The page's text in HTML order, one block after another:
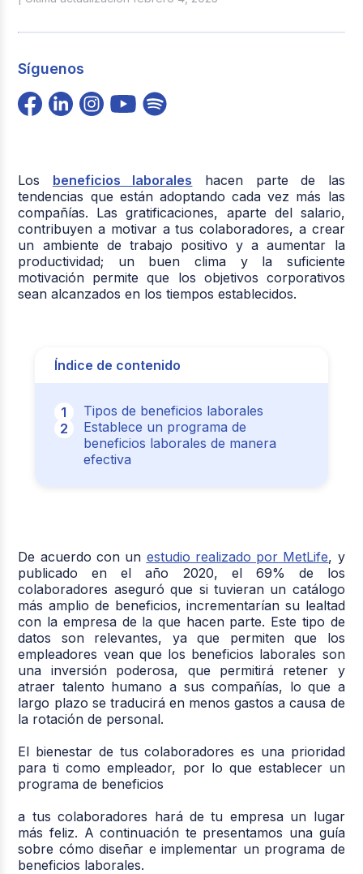
Síguenos
Los beneficios laborales hacen parte de las
tendencias que están adoptando cada vez más las
compañías. Las gratificaciones, aparte del salario,
contribuyen a motivar a tus colaboradores, a crear
un ambiente de trabajo positivo y a aumentar la
productividad; un buen clima y la suficiente
motivación permite que los objetivos corporativos
sean alcanzados en los tiempos establecidos.
Índice de contenido
Tipos de beneficios laborales
Establece un programa de
beneficios laborales de manera
efectiva
De acuerdo con un estudio realizado por MetLife, y
publicado en el año 2020, el 69% de los
colaboradores aseguró que si tuvieran un catálogo
más amplio de beneficios, incrementarían su lealtad
con la empresa de la que hacen parte. Este tipo de
datos son relevantes, ya que permiten que los
empleadores vean que los beneficios laborales son
una inversión poderosa, que permitirá retener y
atraer talento humano a sus compañías, lo que a
largo plazo se traducirá en menos gastos a causa de
la rotación de personal.
El bienestar de tus colaboradores es una prioridad
para ti como empleador, por lo que establecer un
programa de beneficios
a tus colaboradores hará de tu empresa un lugar
más feliz. A continuación te presentamos una guía
sobre cómo diseñar e implementar un programa de
beneficios laborales.